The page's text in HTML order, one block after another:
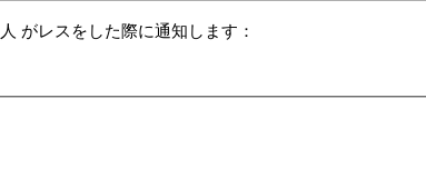
がレスをした際に通知します：